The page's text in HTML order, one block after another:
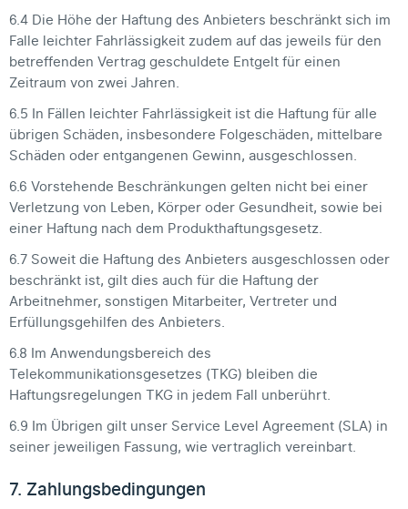
6.4 Die Höhe der Haftung des Anbieters beschränkt sich im
Falle leichter Fahrlässigkeit zudem auf das jeweils für den
betreffenden Vertrag geschuldete Entgelt für einen
Zeitraum von zwei Jahren.
6.5 In Fällen leichter Fahrlässigkeit ist die Haftung für alle
übrigen Schäden, insbesondere Folgeschäden, mittelbare
Schäden oder entgangenen Gewinn, ausgeschlossen.
6.6 Vorstehende Beschränkungen gelten nicht bei einer
Verletzung von Leben, Körper oder Gesundheit, sowie bei
einer Haftung nach dem Produkthaftungsgesetz.
6.7 Soweit die Haftung des Anbieters ausgeschlossen oder
beschränkt ist, gilt dies auch für die Haftung der
Arbeitnehmer, sonstigen Mitarbeiter, Vertreter und
Erfüllungsgehilfen des Anbieters.
6.8 Im Anwendungsbereich des
Telekommunikationsgesetzes (TKG) bleiben die
Haftungsregelungen TKG in jedem Fall unberührt.
6.9 Im Übrigen gilt unser Service Level Agreement (SLA) in
seiner jeweiligen Fassung, wie vertraglich vereinbart.
7. Zahlungsbedingungen